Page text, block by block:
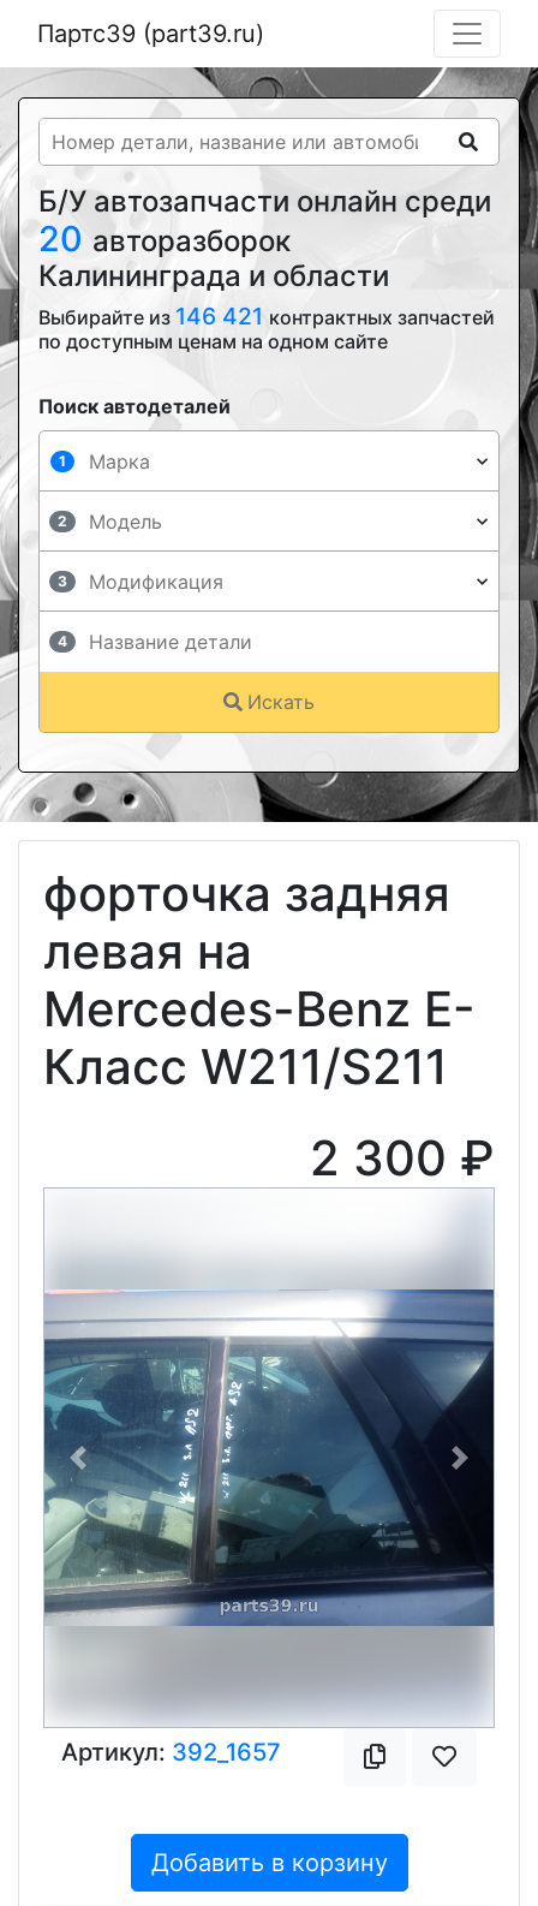
Партс39 (part39.ru)
Б/У автозапчасти онлайн среди
20 авторазборок
Калининграда и области
Выбирайте из 146 421 контрактных запчастей
по доступным ценам на одном сайте
Поиск автодеталей
1
2
3
4
Искать
форточка задняя
левая на
Mercedes-Benz E-
Класс W211/S211
2 300 ₽
Previous Next
Артикул: 392_1657
Добавить в корзину